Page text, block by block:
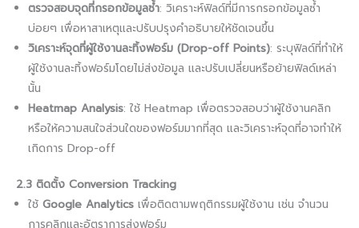
ตรวจสอบจุดที่กรอกข้อมูลซ้ำ: วิเคราะห์ฟิลด์ที่มีการกรอกข้อมูลซ้ำ
บ่อยๆ เพื่อหาสาเหตุและปรับปรุงคำอธิบายให้ชัดเจนขึ้น
วิเคราะห์จุดที่ผู้ใช้งานละทิ้งฟอร์ม (Drop-off Points): ระบุฟิลด์ที่ทำให้
ผู้ใช้งานละทิ้งฟอร์มโดยไม่ส่งข้อมูล และปรับเปลี่ยนหรือย้ายฟิลด์เหล่า
นั้น
Heatmap Analysis: ใช้ Heatmap เพื่อตรวจสอบว่าผู้ใช้งานคลิก
หรือให้ความสนใจส่วนใดของฟอร์มมากที่สุด และวิเคราะห์จุดที่อาจทำให้
เกิดการ Drop-off
2.3 ติดตั้ง Conversion Tracking
ใช้ Google Analytics เพื่อติดตามพฤติกรรมผู้ใช้งาน เช่น จำนวน
การคลิกและอัตราการส่งฟอร์ม